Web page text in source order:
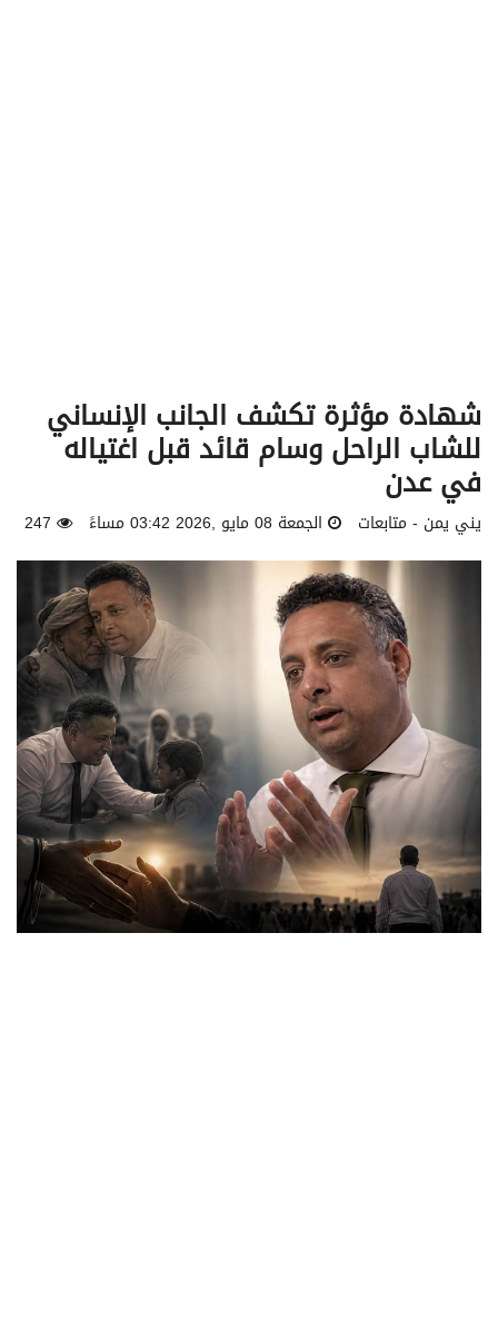
شهادة مؤثرة تكشف الجانب الإنساني
للشاب الراحل وسام قائد قبل اغتياله
في عدن
يني يمن - متابعات الجمعة 08 مايو ,2026 03:42 مساءً 247